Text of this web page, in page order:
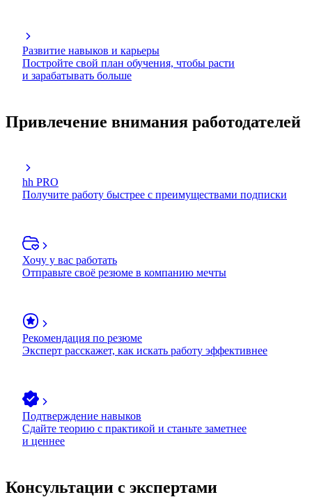
Развитие навыков и карьеры
Постройте свой план обучения, чтобы расти
и зарабатывать больше
Привлечение внимания работодателей
hh PRO
Получите работу быстрее с преимуществами подписки
Хочу у вас работать
Отправьте своё резюме в компанию мечты
Рекомендация по резюме
Эксперт расскажет, как искать работу эффективнее
Подтверждение навыков
Сдайте теорию с практикой и станьте заметнее
и ценнее
Консультации с экспертами